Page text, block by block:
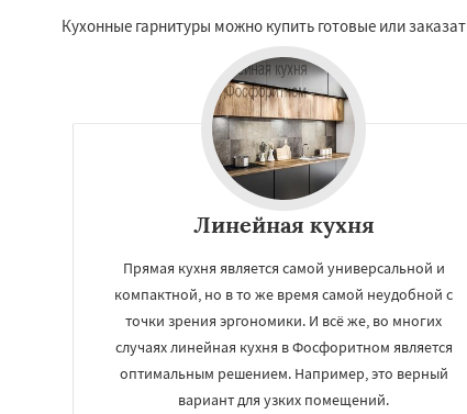
Кухонные гарнитуры можно купить готовые или
Линейная кухня
Прямая кухня является самой универсальной и
компактной, но в то же время самой неудобной с
точки зрения эргономики. И всё же, во многих
случаях линейная кухня в Фосфоритном является
оптимальным решением. Например, это верный
вариант для узких помещений.